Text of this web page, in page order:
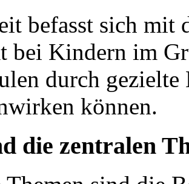
befasst sich mit
bei Kindern im
durch gezielte
können.
die zentralen